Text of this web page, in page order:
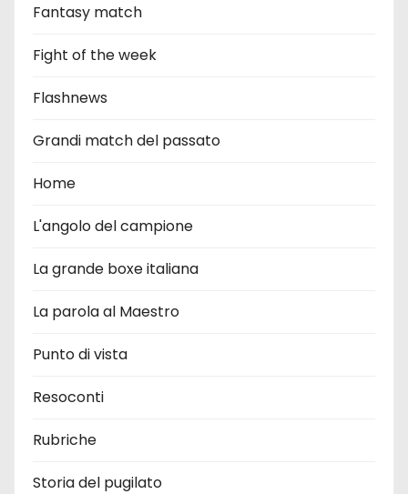
Fantasy match
Fight of the week
Flashnews
Grandi match del passato
Home
L'angolo del campione
La grande boxe italiana
La parola al Maestro
Punto di vista
Resoconti
Rubriche
Storia del pugilato